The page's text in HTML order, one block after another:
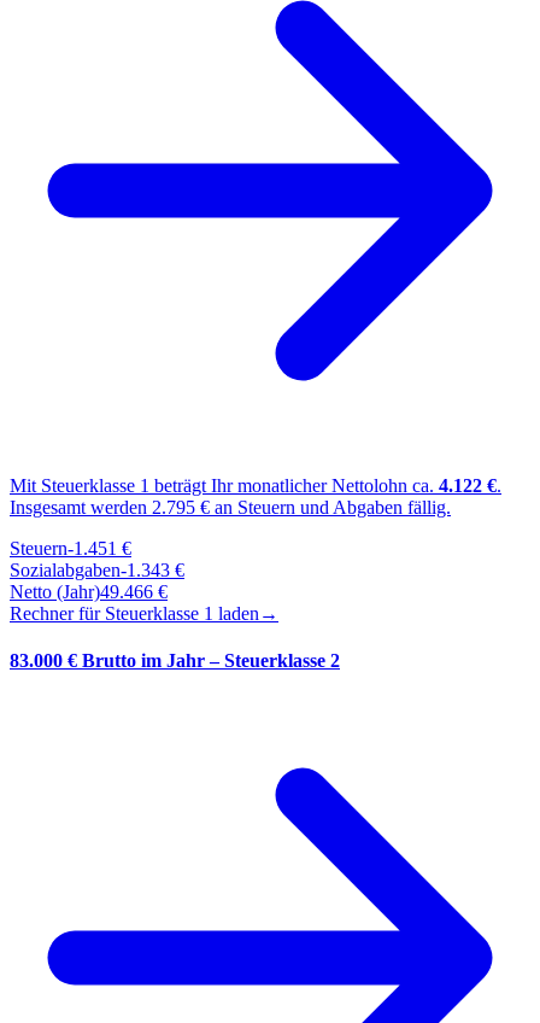
Mit Steuerklasse 1 beträgt Ihr monatlicher Nettolohn ca. 4.122 €.
Insgesamt werden 2.795 € an Steuern und Abgaben fällig.
Steuern-1.451 €
Sozialabgaben-1.343 €
Netto (Jahr)49.466 €
Rechner für Steuerklasse 1 laden →
83.000 € Brutto im Jahr – Steuerklasse 2